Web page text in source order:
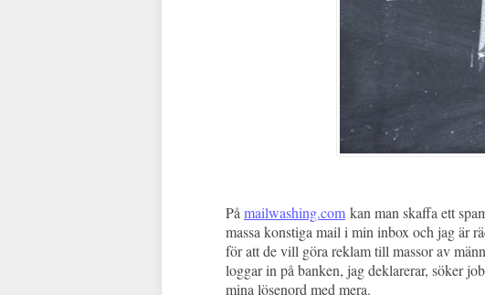
På mailwashing.com kan man skaffa ett
massa konstiga mail i min inbox och jag är
för att de vill göra reklam till massor av
loggar in på banken, jag deklarerar, söker
mina lösenord med mera.